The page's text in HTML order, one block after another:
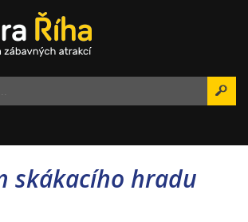
skákacího hradu